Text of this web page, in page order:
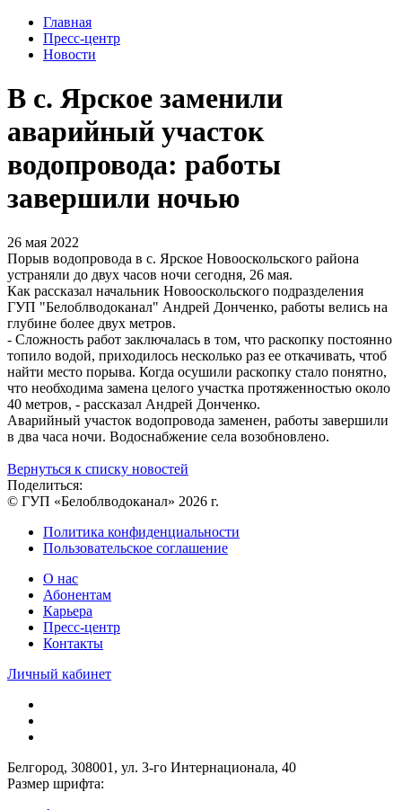
Главная
Пресс-центр
Новости
В с. Ярское заменили
аварийный участок
водопровода: работы
завершили ночью
26 мая 2022
Порыв водопровода в с. Ярское Новооскольского района
устраняли до двух часов ночи сегодня, 26 мая.
Как рассказал начальник Новооскольского подразделения
ГУП "Белоблводоканал" Андрей Донченко, работы велись на
глубине более двух метров.
- Сложность работ заключалась в том, что раскопку постоянно
топило водой, приходилось несколько раз ее откачивать, чтоб
найти место порыва. Когда осушили раскопку стало понятно,
что необходима замена целого участка протяженностью около
40 метров, - рассказал Андрей Донченко.
Аварийный участок водопровода заменен, работы завершили
в два часа ночи. Водоснабжение села возобновлено.
Вернуться к списку новостей
Поделиться:
© ГУП «Белоблводоканал» 2026 г.
Политика конфиденциальности
Пользовательское соглашение
О нас
Абонентам
Карьера
Пресс-центр
Контакты
Личный кабинет
Белгород, 308001, ул. 3-го Интернационала, 40
Размер шрифта: